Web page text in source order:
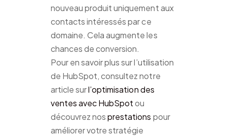
nouveau produit uniquement aux
contacts intéressés par ce
domaine. Cela augmente les
chances de conversion.
Pour en savoir plus sur l’utilisation
de HubSpot, consultez notre
article surl’optimisation des
ventes avec HubSpotou
découvrez nosprestations pour
améliorer votre stratégie